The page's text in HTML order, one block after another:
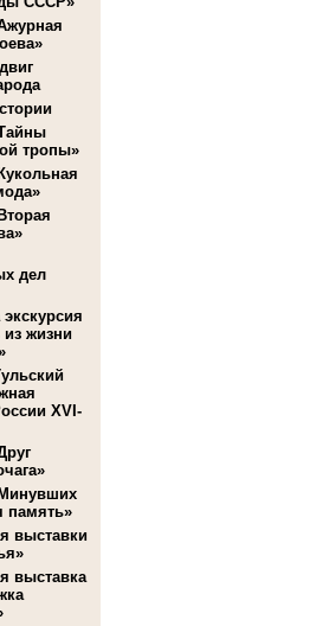
тропы»
дел
жизни
XVI-
память»
выставки
выставка